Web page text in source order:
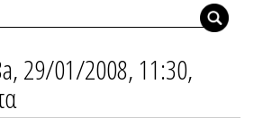
29/01/2008, 11:30,